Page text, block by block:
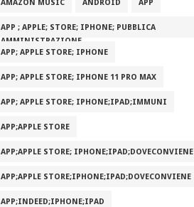
AMAZON MUSIC ANDROID APP
APP ; APPLE; STORE; IPHONE; PUBBLICA
AMMINISTRAZIONE
APP; APPLE STORE; IPHONE
APP; APPLE STORE; IPHONE 11 PRO MAX
APP; APPLE STORE; IPHONE;IPAD;IMMUNI
APP;APPLE STORE
APP;APPLE STORE; IPHONE;IPAD;DOVECONVIENE
APP;APPLE STORE;IPHONE;IPAD;DOVECONVIENE
APP;INDEED;IPHONE;IPAD